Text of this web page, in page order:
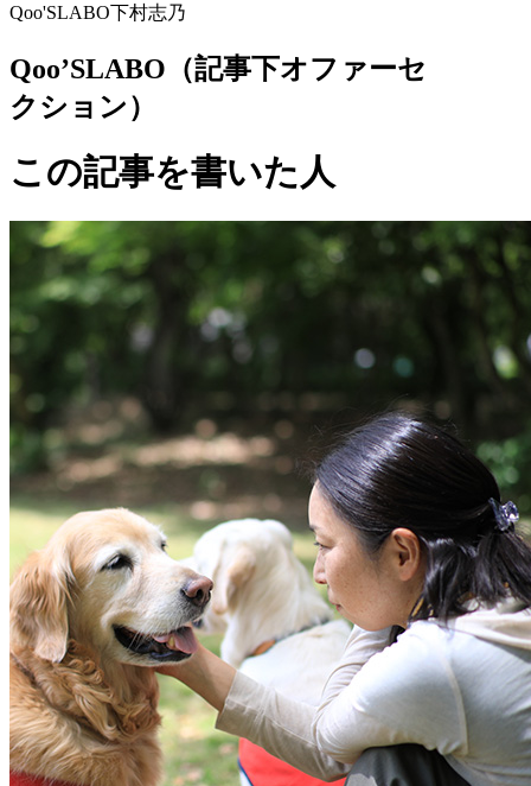
Qoo'SLABO下村志乃
Qoo’SLABO（記事下オファーセ
クション）
この記事を書いた人